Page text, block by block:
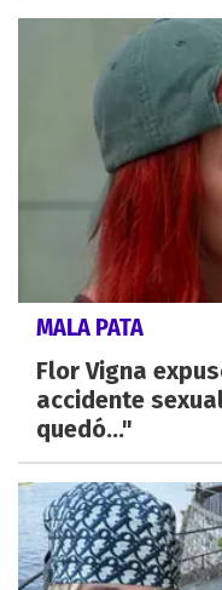
MALA PATA
Flor Vigna
accidente
quedó..."